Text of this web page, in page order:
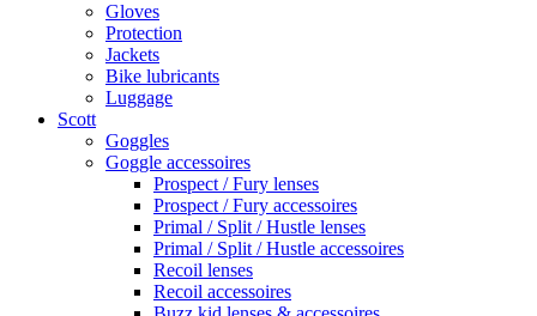
Gloves
Protection
Jackets
Bike lubricants
Luggage
Scott
Goggles
Goggle accessoires
Prospect / Fury lenses
Prospect / Fury accessoires
Primal / Split / Hustle lenses
Primal / Split / Hustle accessoires
Recoil lenses
Recoil accessoires